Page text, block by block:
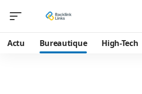
Actu Bureautique High-Tech